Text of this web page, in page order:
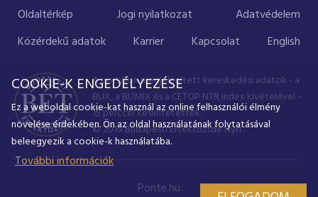
Oldaltérkép Jogi nyilatkozat
Adatvédelem
Közérdekű adatok
Karrier Kapcsolat English
A portálon megjelenített kereskedési adatok - a
BUX, a BUMIX és a CETOP NTR index kivételével -
15 perccel késleltetettek.
© 2019 Budapesti Értéktőzsde Nyrt.
Ponte.hu
COOKIE-K ENGEDÉLYEZÉSE
Ez a weboldal cookie-kat használ az online felhasználói élmény
növelése érdekében. Ön az oldal használatának folytatásával
beleegyezik a cookie-k használatába.
További információk